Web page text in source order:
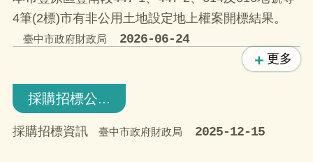
4筆(2標)市有非公用土地設定地上權案開標結果。
臺中市政府財政局
2026-06-24
更多
採購招標公...
採購招標資訊 臺中市政府財政局 2025-12-15